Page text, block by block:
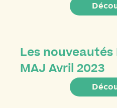
Les nouveautés
MAJ Avril 2023